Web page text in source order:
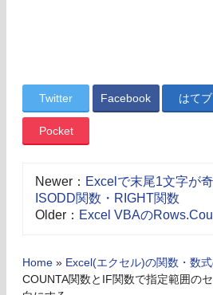
Twitter Facebook はてブ
Pocket
Newer： Excelで末尾1文字が
ISODD関数・RIGHT関数
Older： Excel VBAの
Home » Excel(エクセル)の関数・数
COUNTA関数とIF関数で指定範囲の